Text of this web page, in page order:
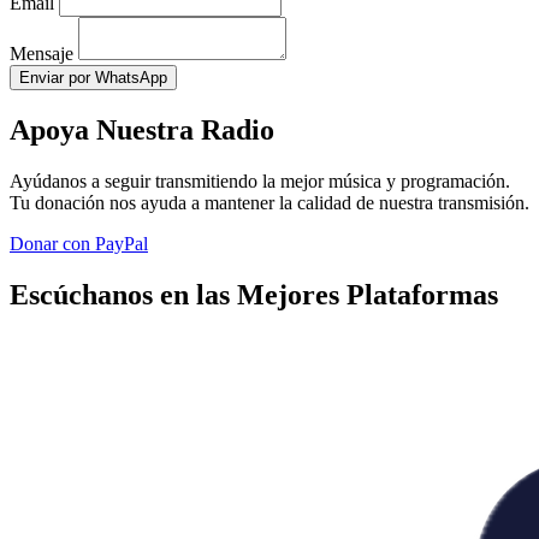
Mensaje
Enviar por WhatsApp
Apoya Nuestra Radio
Ayúdanos a seguir transmitiendo la mejor música y programación.
Tu donación nos ayuda a mantener la calidad de nuestra transmisión.
Donar con PayPal
Escúchanos en las Mejores Plataformas